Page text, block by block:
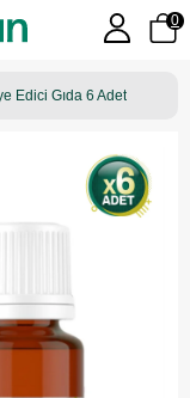
0
Edici Gıda 6 Adet